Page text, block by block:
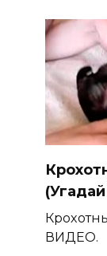
ВИДЕО.